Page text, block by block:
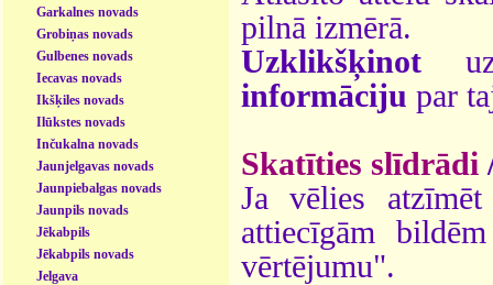
Garkalnes novads
Grobiņas novads
Gulbenes novads
Iecavas novads
Ikšķiles novads
Ilūkstes novads
Inčukalna novads
Jaunjelgavas novads
Jaunpiebalgas novads
Jaunpils novads
Jēkabpils
Jēkabpils novads
Jelgava
pilnā izmērā.
Uzklikšķinot
informāciju par
Skatīties slīdrādi
Ja vēlies
attiecīgām
vērtējumu".